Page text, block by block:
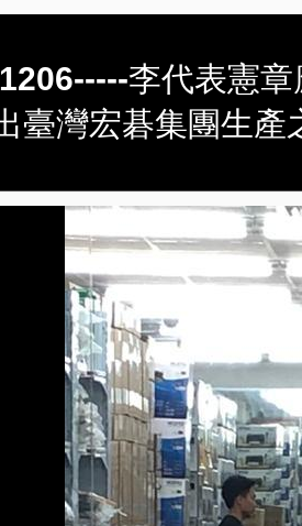
李代表憲
臺灣宏碁集團生產